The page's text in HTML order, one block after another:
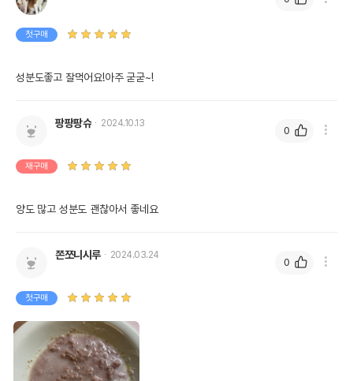
첫구매
성분도좋고 잘먹어요!아주 굳굳~!
팡팡팡슈 2024.10.13
재구매
양도 많고 성분도 괜찮아서 좋네요
0
쫀쪼니시루 2024.03.24
첫구매
0